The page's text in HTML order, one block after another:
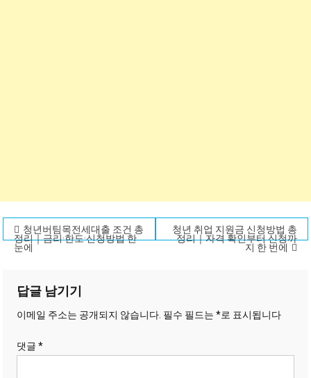
글
탐
색
청년버팀목전세대출 조건 총
정리｜금리·한도·신청방법 한
눈에
청년 취업 지원금 신청방법 총
정리｜자격 확인부터 신청까
지 한 번에
답글 남기기
이메일 주소는 공개되지 않습니다. 필수 필드는*로 표시됩니다
댓글*